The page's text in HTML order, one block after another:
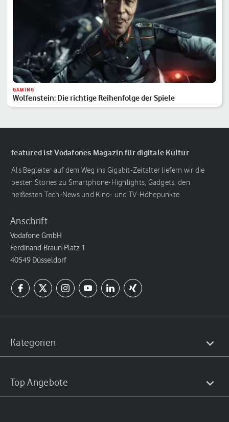
GAMING
Wolfenstein: Die richtige Reihenfolge der Spiele
featured ist Vodafones Magazin für digitale Kultur
Als Begleiter auf dem Weg ins Gigabit-Zeitalter liefern wir die
besten Stories zu Smartphone-Highlights, Gadgets, den
heißesten Tech-News und Kino- und TV-Höhepunkte.
Anschrift
Vodafone GmbH
Ferdinand-Braun-Platz 1
40549 Düsseldorf
Kategorien
Top Angebote